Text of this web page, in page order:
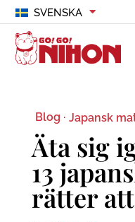
SVENSKA
Blog · Japansk
Äta sig
13
rätter